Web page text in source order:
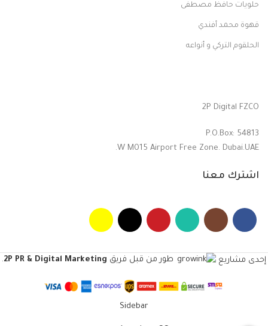
حلويات حافظ مصطفى
قهوة محمد أفندي
الحلقوم التركي و أنواعه
2P Digital FZCO
P.O.Box: 54813
W M015 Airport Free Zone. Dubai.UAE.
اشترك معنا
إحدى مشاريع طور من قبل فريق 2P PR & Digital Marketing
.
Sidebar